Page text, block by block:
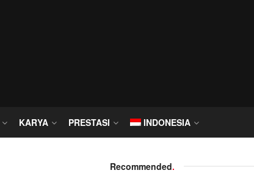
KARYA PRESTASI INDONESIA
Recommended.